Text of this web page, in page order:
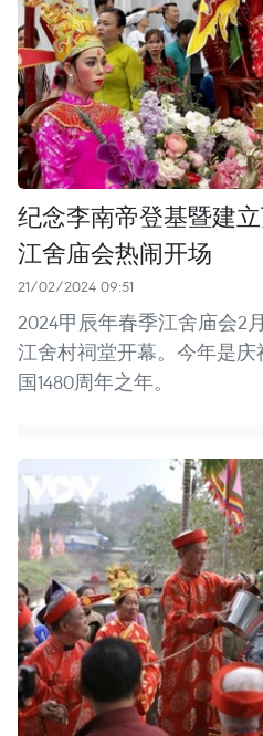
纪念李南帝登基暨建
江舍庙会热闹开场
21/02/2024 09:51
2024甲辰年春季江舍庙会2
江舍村祠堂开幕。今年是
国1480周年之年。